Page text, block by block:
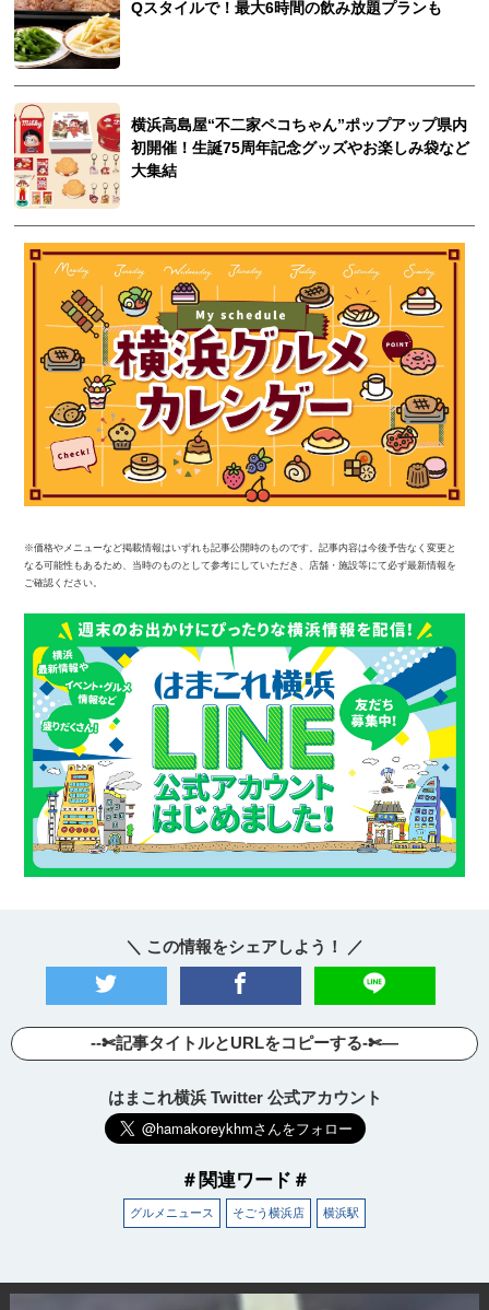
Qスタイルで！最大6時間の飲み放題プランも
横浜高島屋“不二家ペコちゃん”ポップアップ県内
初開催！生誕75周年記念グッズやお楽しみ袋など
大集結
※価格やメニューなど掲載情報はいずれも記事公開時のものです。記事内容は今後予告なく変更と
なる可能性もあるため、当時のものとして参考にしていただき、店舗・施設等にて必ず最新情報を
ご確認ください。
＼ この情報をシェアしよう！ ／
--✄記事タイトルとURLをコピーする-✄—
はまこれ横浜 Twitter 公式アカウント
＃関連ワード＃
グルメニュース そごう横浜店 横浜駅